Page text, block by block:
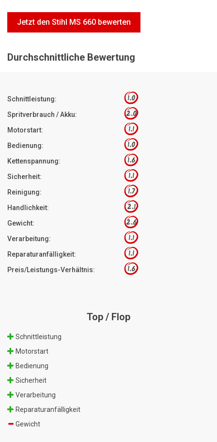
Hoflader
Jetzt Bewerten
Jetzt den Stihl MS 660 bewerten
Durchschnittliche Bewertung
Schnittleistung: 1.0
Spritverbrauch / Akku: 2.0
Motorstart: 1.1
Bedienung: 1.0
Kettenspannung: 1.6
Sicherheit: 1.1
Reinigung: 1.7
Handlichkeit: 2.1
Gewicht: 2.6
Verarbeitung: 1.1
Reparaturanfälligkeit: 1.1
Preis/Leistungs-Verhältnis: 1.6
Top / Flop
Schnittleistung
Motorstart
Bedienung
Sicherheit
Verarbeitung
Reparaturanfälligkeit
Gewicht